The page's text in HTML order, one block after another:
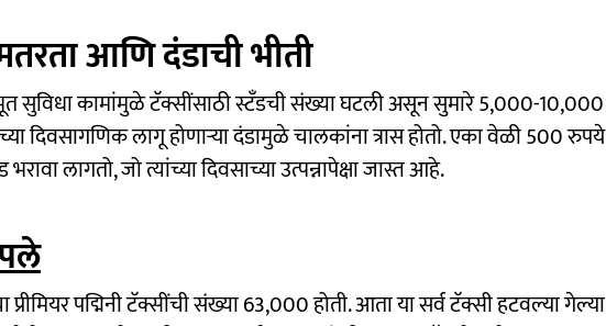
आणि दंडाची भीती
सुविधा कामांमुळे टॅक्सींसाठी स्टँडची संख्या घटली असून सुमारे 5,000-10,000
दिवसागणिक लागू होणाऱ्या दंडामुळे चालकांना त्रास होतो. एका वेळी 500 रुपये
लागतो, जो त्यांच्या दिवसाच्या उत्पन्नापेक्षा जास्त आहे.
प्रीमियर पद्मिनी टॅक्सींची संख्या 63,000 होती. आता या सर्व टॅक्सी हटवल्या गेल्या